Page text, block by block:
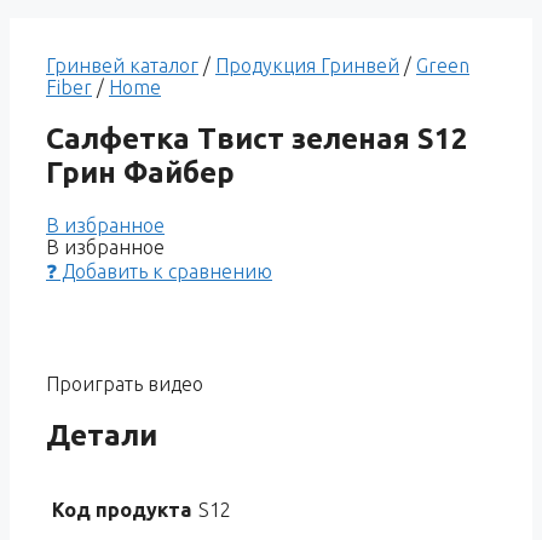
Гринвей каталог / Продукция Гринвей / Green
Fiber / Home
Салфетка Твист зеленая S12
Грин Файбер
В избранное
В избранное
❓ Добавить к сравнению
Проиграть видео
Детали
Код продукта S12